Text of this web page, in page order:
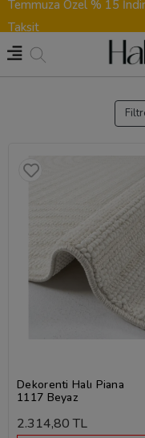
Temmuza Özel % 15
Taksit
Dekorenti Halı Piana
1117 Beyaz
2.314,80 TL